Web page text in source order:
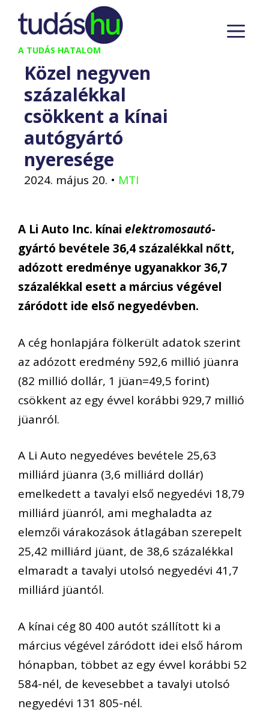
Kilépés
tartalomba
A TUDÁS HATALOM
Közel negyven
százalékkal
csökkent a kínai
autógyártó
nyeresége
2024. május 20. • MTI
A Li Auto Inc. kínai elektromosautó-
gyártó bevétele 36,4 százalékkal nőtt,
adózott eredménye ugyanakkor 36,7
százalékkal esett a március végével
záródott ide első negyedévben.
A cég honlapjára fölkerült adatok szerint
az adózott eredmény 592,6 millió jüanra
(82 millió dollár, 1 jüan=49,5 forint)
csökkent az egy évvel korábbi 929,7 millió
jüanról.
A Li Auto negyedéves bevétele 25,63
milliárd jüanra (3,6 milliárd dollár)
emelkedett a tavalyi első negyedévi 18,79
milliárd jüanról, ami meghaladta az
elemzői várakozások átlagában szerepelt
25,42 milliárd jüant, de 38,6 százalékkal
elmaradt a tavalyi utolsó negyedévi 41,7
milliárd jüantól.
A kínai cég 80 400 autót szállított ki a
március végével záródott idei első három
hónapban, többet az egy évvel korábbi 52
584-nél, de kevesebbet a tavalyi utolsó
negyedévi 131 805-nél.